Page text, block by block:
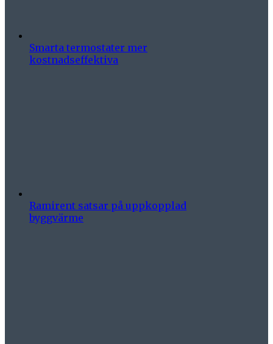
Smarta termostater mer
kostnadseffektiva
Ramirent satsar på uppkopplad
byggvärme